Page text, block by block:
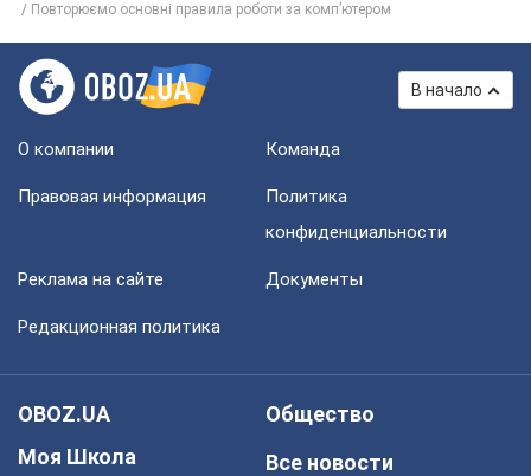
Повторюємо основні правила роботи за комп’ютером
В начало
О компании Команда
Правовая информация
Политика
конфиденциальности
Реклама на сайте Документы
Редакционная политика
OBOZ.UA
Моя Школа
Общество
Все новости